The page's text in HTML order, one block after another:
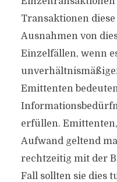
Transaktionen
Ausnahmen von
Einzelfällen, wenn
Emittenten
erfüllen.
Aufwand geltend
rechtzeitig mit der
Fall sollten sie dies